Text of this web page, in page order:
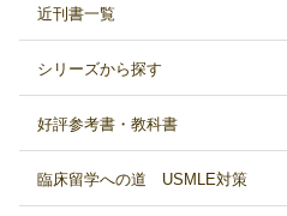
近刊書一覧
シリーズから探す
好評参考書・教科書
臨床留学への道 USMLE対策